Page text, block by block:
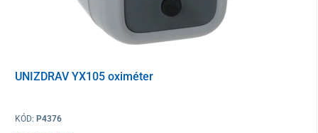
UNIZDRAV YX105 oximéter
KÓD: P4376